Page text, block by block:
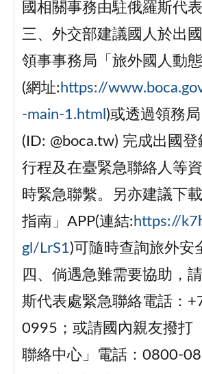
國相關事務由駐俄羅斯代表
三、外交部建議國人於出
領事事務局「旅外國人動
(網址: https://
-main-1.html )或透過領務
(ID: @boca.tw) 完成出國登
行程及在臺緊急聯絡人等
時緊急聯繫。另亦建議下
指南」APP(連結: https://
gl/LrS1)可隨時查詢旅外安
四、倘遇急難需要協助，
斯代表處緊急聯絡電話：
0995；或請國內親友撥打
聯絡中心」電話：0800-